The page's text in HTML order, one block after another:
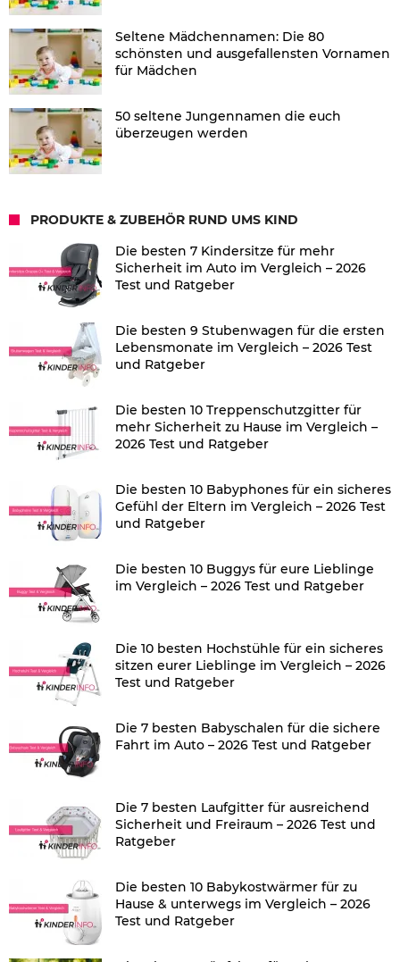
Seltene Mädchennamen: Die 80
schönsten und ausgefallensten Vornamen
für Mädchen
50 seltene Jungennamen die euch
überzeugen werden
PRODUKTE & ZUBEHÖR RUND UMS KIND
Die besten 7 Kindersitze für mehr
Sicherheit im Auto im Vergleich – 2026
Test und Ratgeber
Die besten 9 Stubenwagen für die ersten
Lebensmonate im Vergleich – 2026 Test
und Ratgeber
Die besten 10 Treppenschutzgitter für
mehr Sicherheit zu Hause im Vergleich –
2026 Test und Ratgeber
Die besten 10 Babyphones für ein sicheres
Gefühl der Eltern im Vergleich – 2026 Test
und Ratgeber
Die besten 10 Buggys für eure Lieblinge
im Vergleich – 2026 Test und Ratgeber
Die 10 besten Hochstühle für ein sicheres
sitzen eurer Lieblinge im Vergleich – 2026
Test und Ratgeber
Die 7 besten Babyschalen für die sichere
Fahrt im Auto – 2026 Test und Ratgeber
Die 7 besten Laufgitter für ausreichend
Sicherheit und Freiraum – 2026 Test und
Ratgeber
Die besten 10 Babykostwärmer für zu
Hause & unterwegs im Vergleich – 2026
Test und Ratgeber